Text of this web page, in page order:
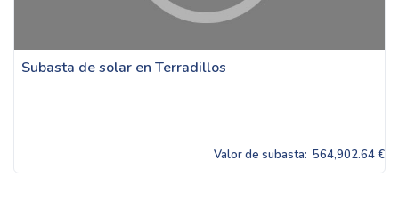
Subasta de solar en Terradillos
Valor de subasta: 564,902.64 €